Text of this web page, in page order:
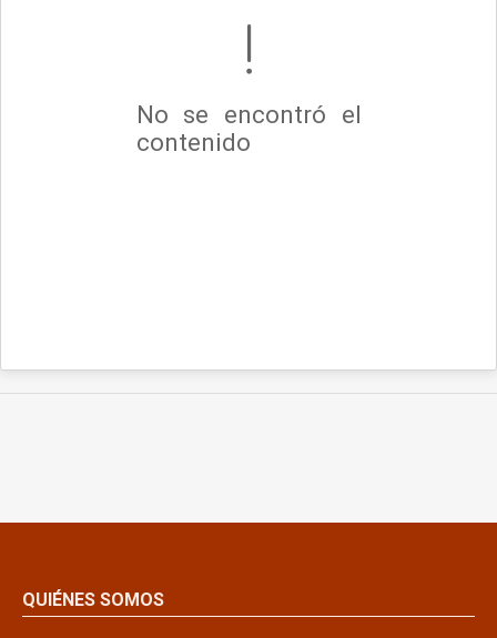
No se encontró el
contenido
QUIÉNES SOMOS